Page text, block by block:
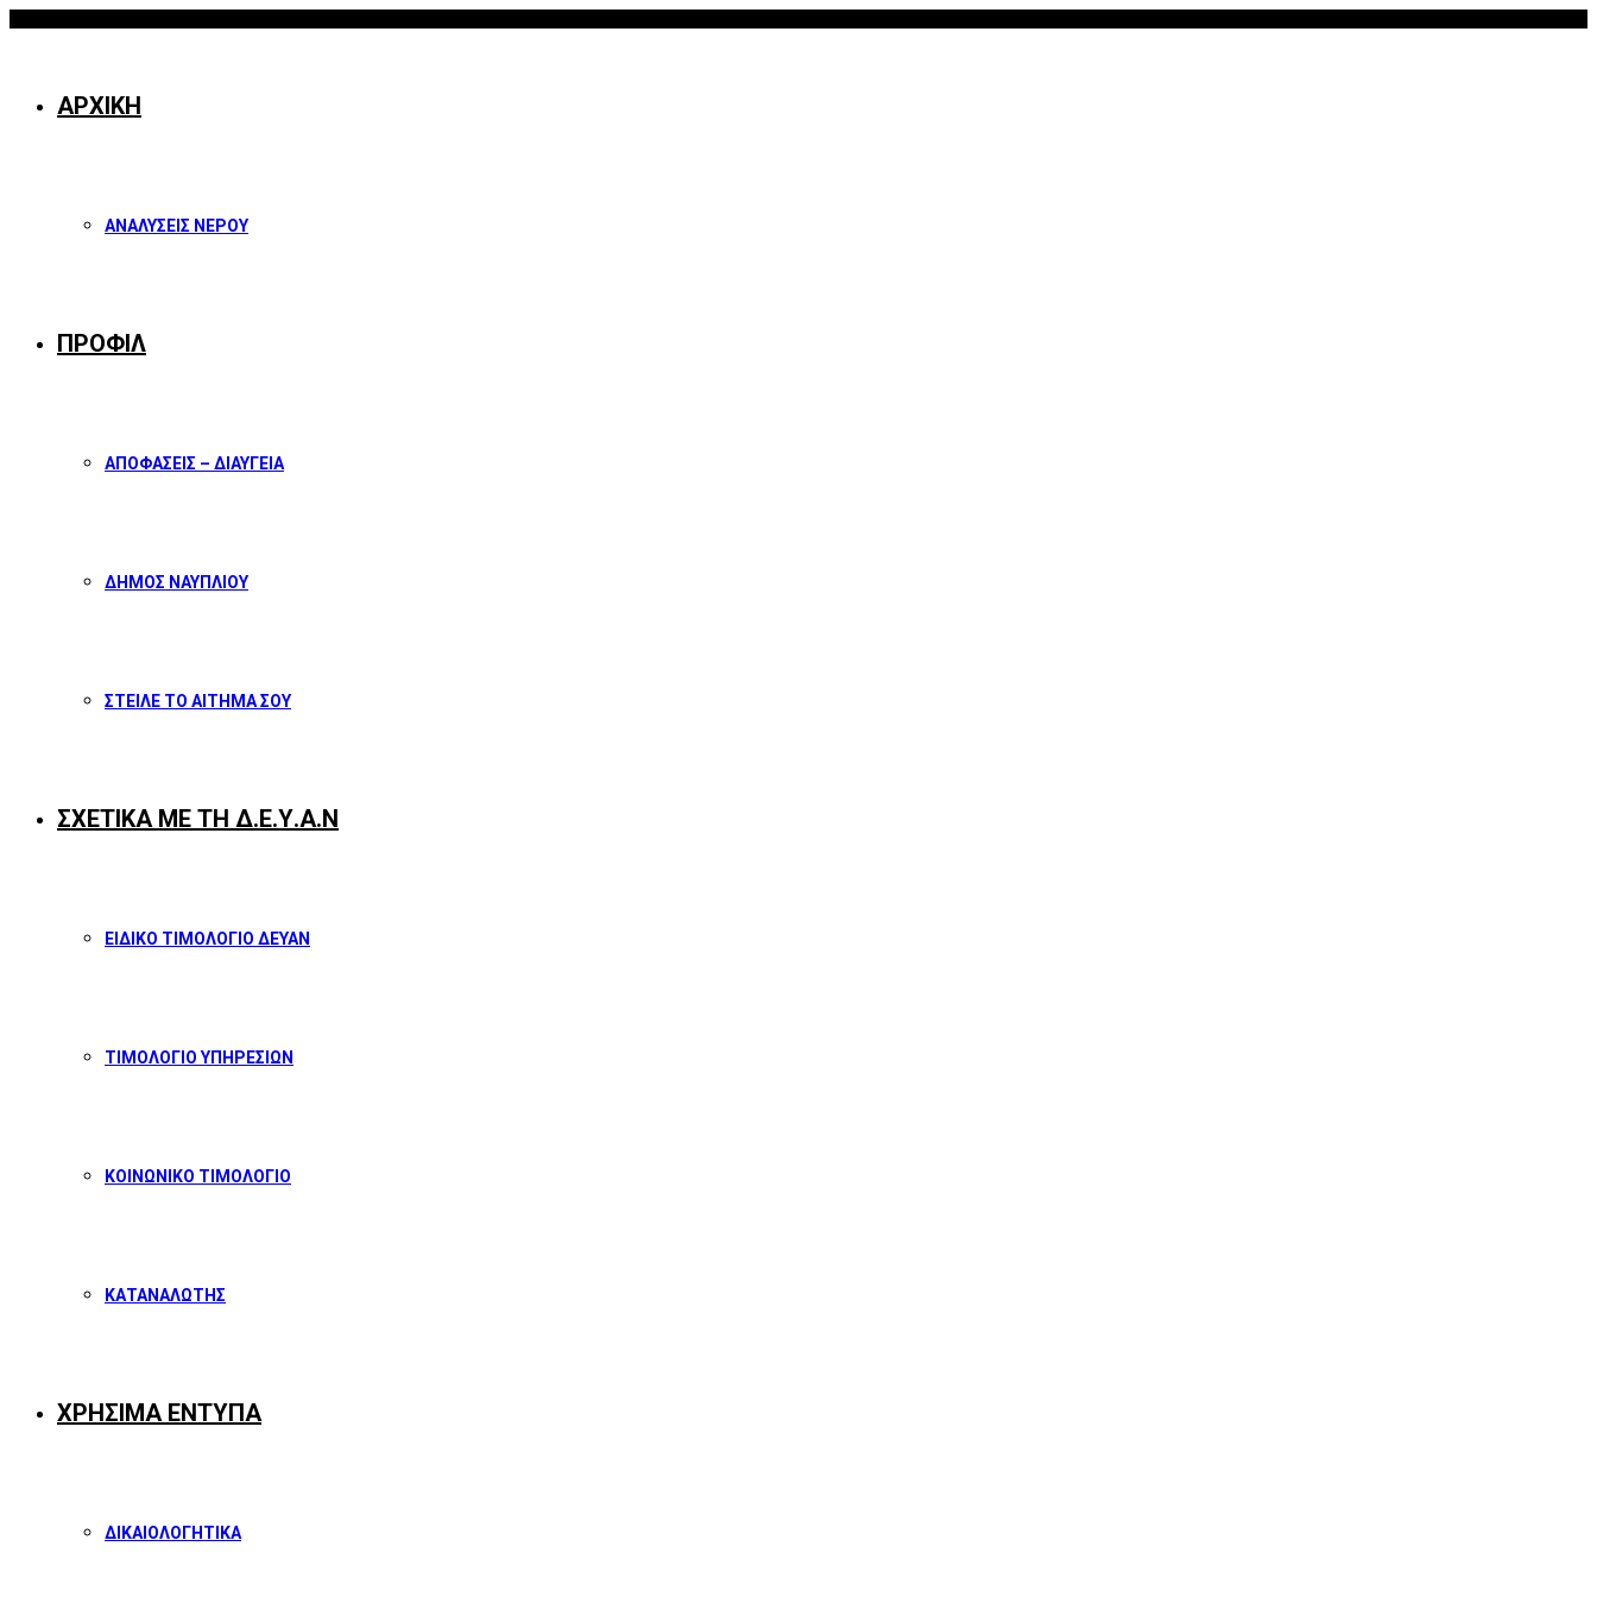
ΑΡΧΙΚΗ
ΑΝΑΛΥΣΕΙΣ ΝΕΡΟΥ
ΠΡΟΦΙΛ
ΑΠΟΦΑΣΕΙΣ – ΔΙΑΥΓΕΙΑ
ΔΗΜΟΣ ΝΑΥΠΛΙΟΥ
ΣΤΕΙΛΕ ΤΟ ΑΙΤΗΜΑ ΣΟΥ
ΣΧΕΤΙΚΑ ΜΕ ΤΗ Δ.Ε.Υ.Α.Ν
ΕΙΔΙΚΟ ΤΙΜΟΛΟΓΙΟ ΔΕΥΑΝ
ΤΙΜΟΛΟΓΙΟ ΥΠΗΡΕΣΙΩΝ
ΚΟΙΝΩΝΙΚΟ ΤΙΜΟΛΟΓΙΟ
ΚΑΤΑΝΑΛΩΤΗΣ
ΧΡΗΣΙΜΑ ΕΝΤΥΠΑ
ΔΙΚΑΙΟΛΟΓΗΤΙΚΑ